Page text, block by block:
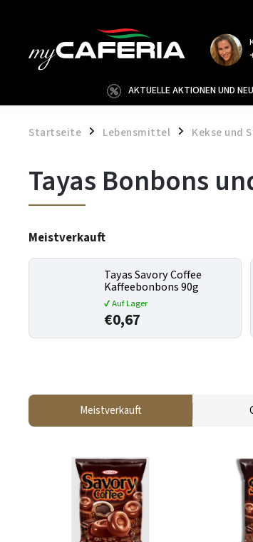
AKTUELLE AKTIONEN UND
Startseite / Lebensmittel / Kekse und
Tayas Bonbons
Meistverkauft
Tayas Savory Coffee
Kaffeebonbons 90g
✔ Auf Lager
€0,67
Meistverkauft